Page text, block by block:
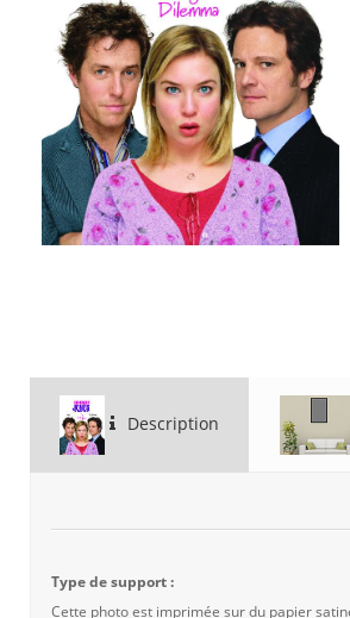
Description
Type de support :
Cette photo est imprimée sur du papier